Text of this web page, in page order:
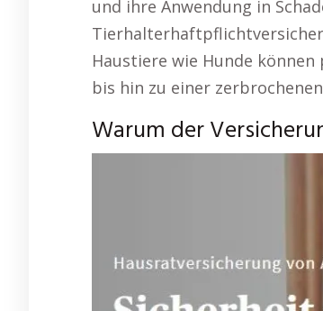
und ihre Anwendung in
Haustiere wie Hunde
bis hin zu einer
Warum der